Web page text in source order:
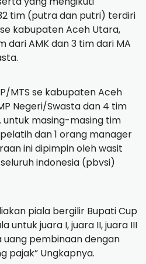
tim (putra dan putri) terdiri
kabupaten Aceh Utara,
dari AMK dan 3 tim dari MA
MTS se kabupaten Aceh
Negeri/Swasta dan 4 tim
untuk masing-masing tim
dan 1 orang manager
ini dipimpin oleh wasit
indonesia (pbvsi)
piala bergilir Bupati Cup
untuk juara I, juara II, juara III
pembinaan dengan
pajak” Ungkapnya.